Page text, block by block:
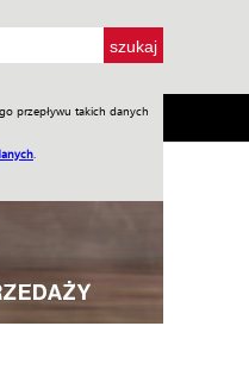
przepływu takich danych
WIW